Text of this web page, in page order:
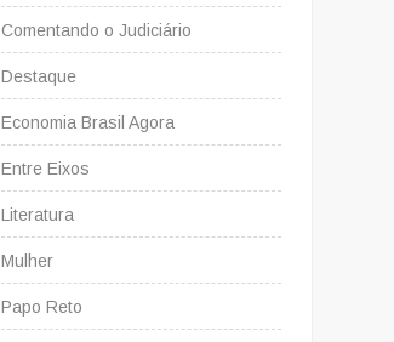
Comentando o Judiciário
Destaque
Economia Brasil Agora
Entre Eixos
Literatura
Mulher
Papo Reto